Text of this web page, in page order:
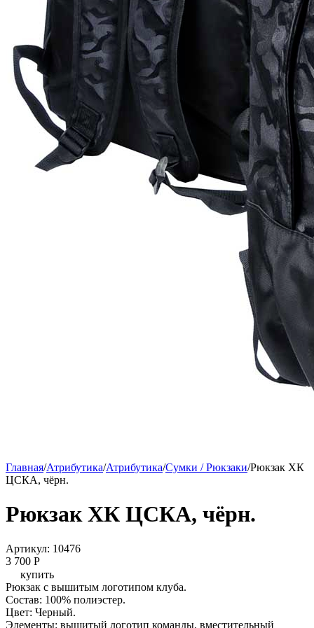
Главная/Атрибутика/Атрибутика/Сумки / Рюкзаки/Рюкзак ХК
ЦСКА, чёрн.
Рюкзак ХК ЦСКА, чёрн.
Артикул: 10476
3 700 P
купить
Рюкзак с вышитым логотипом клуба.
Состав: 100% полиэстер.
Цвет: Черный.
Элементы: вышитый логотип команды, вместительный